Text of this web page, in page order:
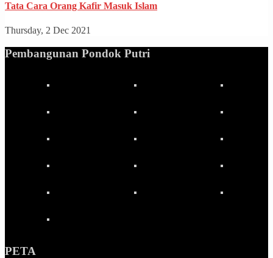
Tata Cara Orang Kafir Masuk Islam
Thursday, 2 Dec 2021
Pembangunan Pondok Putri
PETA